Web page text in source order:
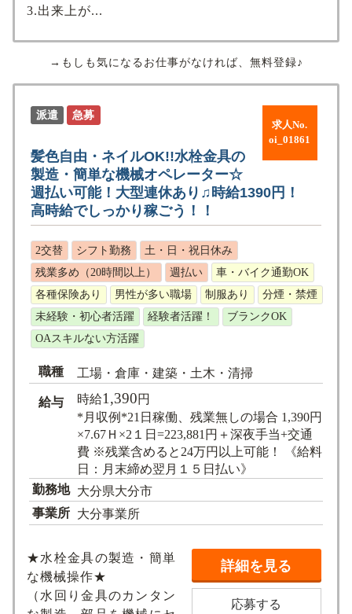
3.出来上が...
→もしも気になるお仕事がなければ、無料登録♪
求人No.
oi_01861
派遣 急募
髪色自由・ネイルOK!!水栓金具の
製造・簡単な機械オペレーター☆
週払い可能！大型連休あり♫時給1390円！
高時給でしっかり稼ごう！！
2交替 シフト勤務
土・日・祝日休み
残業多め（20時間以上）
週払い
車・バイク通勤OK
各種保険あり
男性が多い職場 制服あり
分煙・禁煙
未経験・初心者活躍
経験者活躍！
ブランクOK
OAスキルない方活躍
職種 工場・倉庫・建築・土木・清掃
給与 時給1,390円
*月収例*21日稼働、残業無しの場合 1,390円
×7.67Ｈ×2１日=223,881円＋深夜手当+交通
費 ※残業含めると24万円以上可能！ 《給料
日：月末締め翌月１５日払い》
勤務地 大分県大分市
事業所 大分事業所
★水栓金具の製造・簡単
な機械操作★
（水回り金具のカンタン
詳細を見る
応募する